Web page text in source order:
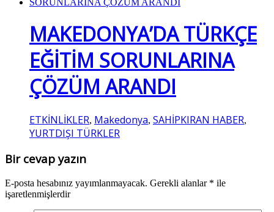
MAKEDONYA’DA TÜRKÇE
EĞİTİM SORUNLARINA
ÇÖZÜM ARANDI
ETKİNLİKLER, Makedonya, SAHİPKIRAN HABER,
YURTDIŞI TÜRKLER
Bir cevap yazın
E-posta hesabınız yayımlanmayacak. Gerekli alanlar * ile
işaretlenmişlerdir